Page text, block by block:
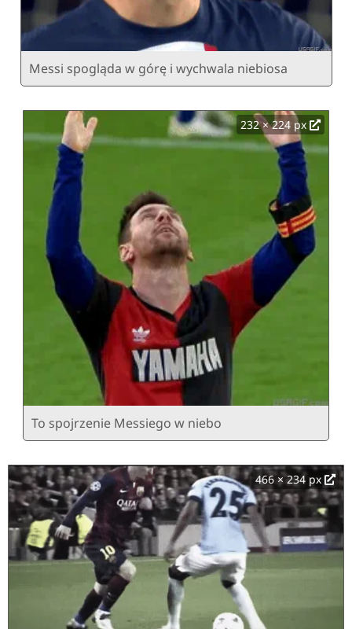
Messi spogląda w górę i wychwala niebiosa
232 × 224 px
To spojrzenie Messiego w niebo
466 × 234 px